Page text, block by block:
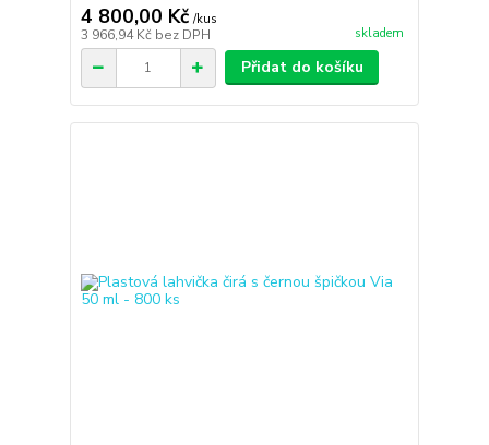
4 800,00 Kč /kus
3 966,94 Kč bez DPH skladem
Přidat do košíku